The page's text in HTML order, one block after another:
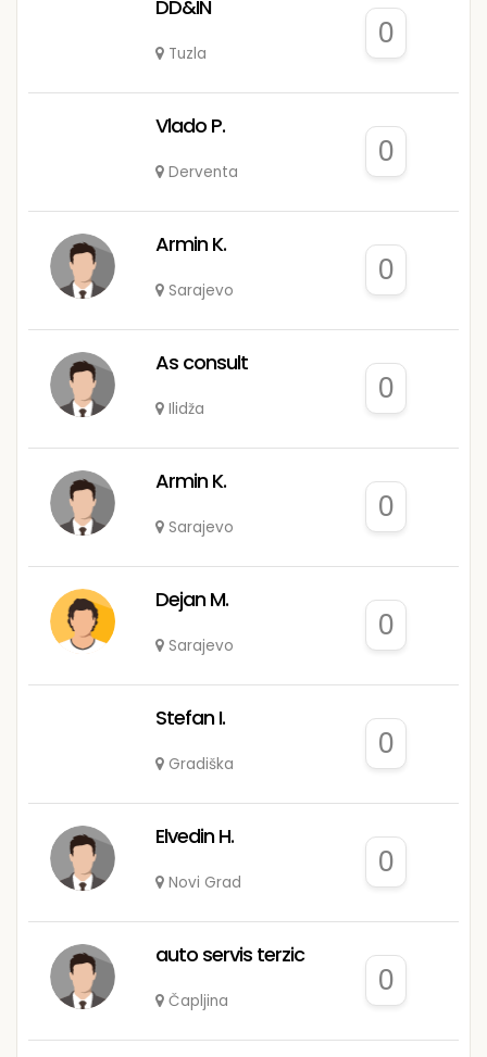
DD&IN
Tuzla
0
Vlado P.
Derventa
0
Armin K.
Sarajevo
0
As consult
Ilidža
0
Armin K.
Sarajevo
0
Dejan M.
Sarajevo
0
Stefan I.
Gradiška
0
Elvedin H.
Novi Grad
0
auto servis terzic
Čapljina
0